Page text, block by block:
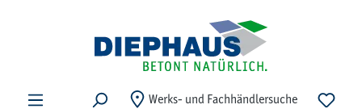
Werks- und Fachhändlersuche Du